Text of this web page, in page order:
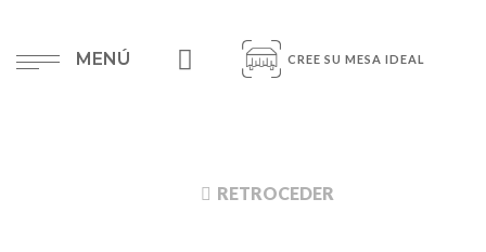
MENÚ CREE SU MESA IDEAL
RETROCEDER